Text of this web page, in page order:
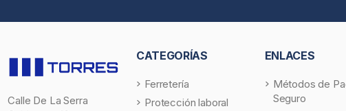
Calle De La Serra
CATEGORÍAS
Ferretería
Protección laboral
ENLACES
Métodos de
Seguro